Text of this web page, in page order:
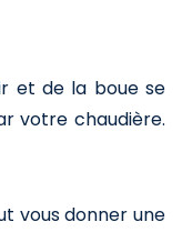
et de la boue se
votre chaudière.
vous donner une